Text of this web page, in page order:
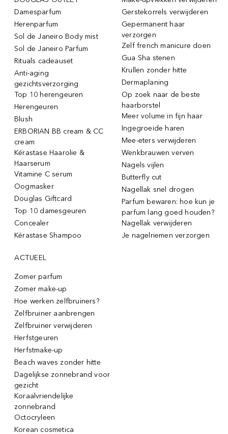
Damesparfum
Herenparfum
Sol de Janeiro Body mist
Sol de Janeiro Parfum
Rituals cadeauset
Anti-aging
gezichtsverzorging
Top 10 herengeuren
Herengeuren
Blush
ERBORIAN BB cream & CC
cream
Kérastase Haarolie &
Haarserum
Vitamine C serum
Oogmasker
Douglas Giftcard
Top 10 damesgeuren
Concealer
Kérastase Shampoo
Gerstekorrels verwijderen
Gepermanent haar
verzorgen
Zelf french manicure doen
Gua Sha stenen
Krullen zonder hitte
Dermaplaning
Op zoek naar de beste
haarborstel
Meer volume in fijn haar
Ingegroeide haren
Mee-eters verwijderen
Wenkbrauwen verven
Nagels vijlen
Butterfly cut
Nagellak snel drogen
Parfum bewaren: hoe kun je
parfum lang goed houden?
Nagellak verwijderen
Je nagelriemen verzorgen
ACTUEEL
Zomer parfum
Zomer make-up
Hoe werken zelfbruiners?
Zelfbruiner aanbrengen
Zelfbruiner verwijderen
Herfstgeuren
Herfstmake-up
Beach waves zonder hitte
Dagelijkse zonnebrand voor
gezicht
Koraalvriendelijke
zonnebrand
Octocryleen
Korean cosmetica